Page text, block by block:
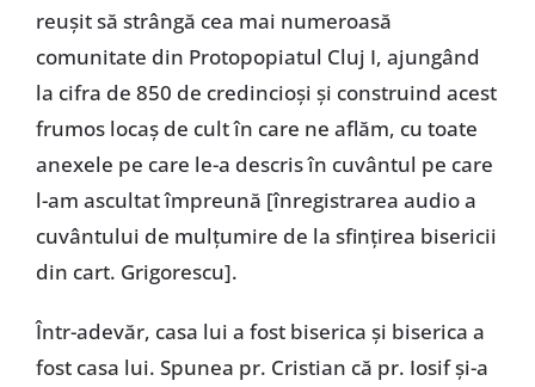
reușit să strângă cea mai numeroasă
comunitate din Protopopiatul Cluj I, ajungând
la cifra de 850 de credincioși și construind acest
frumos locaș de cult în care ne aflăm, cu toate
anexele pe care le-a descris în cuvântul pe care
l-am ascultat împreună [înregistrarea audio a
cuvântului de mulțumire de la sfințirea bisericii
din cart. Grigorescu].
Într-adevăr, casa lui a fost biserica și biserica a
fost casa lui. Spunea pr. Cristian că pr. Iosif și-a